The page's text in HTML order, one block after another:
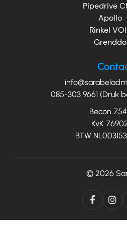
Pipedrive
Apollo
Rinkel
Grenddo
085-303 9661 (Druk
Becon
KvK
BTW
© 2026
 